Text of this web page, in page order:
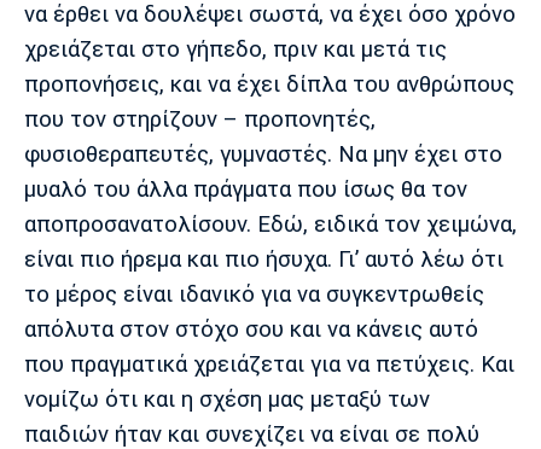
να έρθει να δουλέψει σωστά, να έχει όσο χρόνο
χρειάζεται στο γήπεδο, πριν και μετά τις
προπονήσεις, και να έχει δίπλα του ανθρώπους
που τον στηρίζουν – προπονητές,
φυσιοθεραπευτές, γυμναστές. Να μην έχει στο
μυαλό του άλλα πράγματα που ίσως θα τον
αποπροσανατολίσουν. Εδώ, ειδικά τον χειμώνα,
είναι πιο ήρεμα και πιο ήσυχα. Γι’ αυτό λέω ότι
το μέρος είναι ιδανικό για να συγκεντρωθείς
απόλυτα στον στόχο σου και να κάνεις αυτό
που πραγματικά χρειάζεται για να πετύχεις. Και
νομίζω ότι και η σχέση μας μεταξύ των
παιδιών ήταν και συνεχίζει να είναι σε πολύ